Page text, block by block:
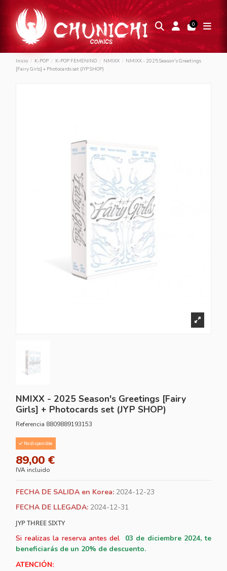
0
Inicio K-POP K-POP FEMENINO NMIXX
NMIXX - 2025 Season's Greetings
[Fairy Girls] + Photocards set (JYP SHOP)
NMIXX - 2025 Season's Greetings [Fairy
Girls] + Photocards set (JYP SHOP)
Referencia 8809889193153
No disponible
89,00 €
IVA incluido
FECHA DE SALIDA en Korea: 2024-12-23
FECHA DE LLEGADA: 2024-12-31
JYP THREE SIXTY
Si realizas la reserva antes del 03 de diciembre 2024, te
beneficiarás de un 20% de descuento.
ATENCIÓN: